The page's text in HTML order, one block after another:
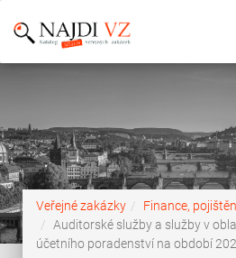
Veřejné zakázky
Finance,
Auditorské služby a služby v
účetního poradenství na období